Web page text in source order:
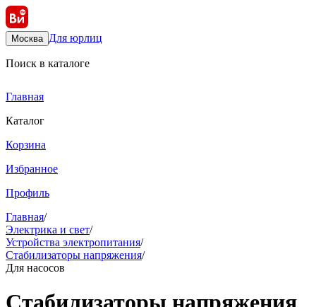
Москва Для юрлиц
Поиск в каталоге
Главная
Каталог
Корзина
Избранное
Профиль
Главная/
Электрика и свет/
Устройства электропитания/
Стабилизаторы напряжения/
Для насосов